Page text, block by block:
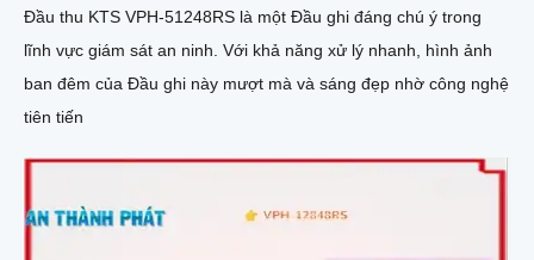
Đầu thu KTS VPH-51248RS là một Đầu ghi đáng chú ý trong
lĩnh vực giám sát an ninh. Với khả năng xử lý nhanh, hình ảnh
ban đêm của Đầu ghi này mượt mà và sáng đẹp nhờ công nghệ
tiên tiến